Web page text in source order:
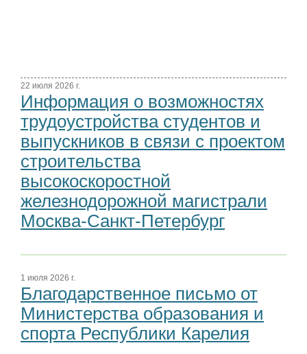
22 июля 2026 г.
Информация о возможностях
трудоустройства студентов и
выпускников в связи с проектом
строительства
высокоскоростной
железнодорожной магистрали
Москва-Санкт-Петербург
1 июля 2026 г.
Благодарственное письмо от
Министерства образования и
спорта Республики Карелия